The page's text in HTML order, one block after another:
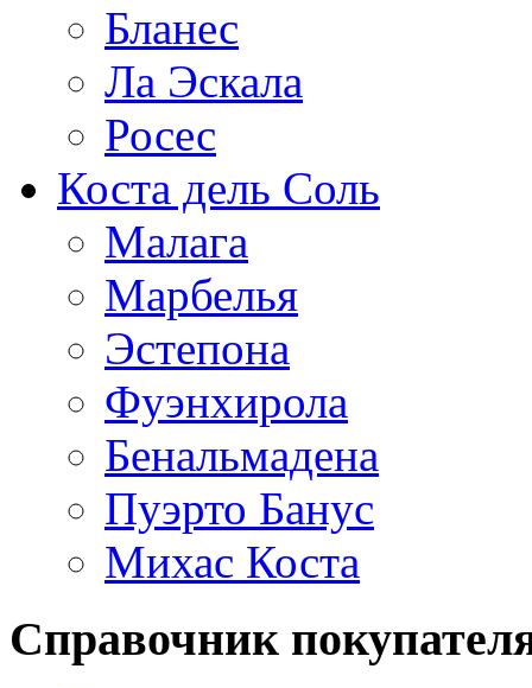
Бланес
Ла Эскала
Росес
Коста дель Соль
Малага
Марбелья
Эстепона
Фуэнхирола
Бенальмадена
Пуэрто Банус
Михас Коста
Справочник